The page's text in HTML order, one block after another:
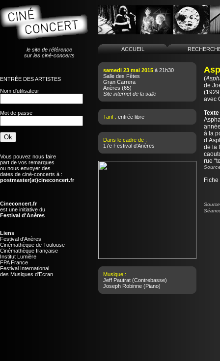
le site de référence
sur les ciné-concerts
ENTRÉE DES ARTISTES
Nom d'utilisateur
Mot de passe
Vous pouvez nous faire
part de vos remarques
ou nous envoyer des
dates de ciné-concerts à :
postmaster(at)cineconcert.fr
Cineconcert.fr
est une initiative du
Festival d'Anères
Liens
Festival d'Anères
Cinémathèque de Toulouse
Cinémathèque française
Institut Lumière
FPA France
Festival International
des Musiques d'Ecran
ACCUEIL
samedi 23 mai 2015 à 21h30
Salle des Fêtes
Gran Carrera
Anères (65)
Site internet de la salle
Tarif : entrée libre
Dans le cadre de :
17e Festival d'Anères
Musique :
Jeff Pautrat (Contrebasse)
Joseph Robinne (Piano)
(
de
avec
à la
de la
rue